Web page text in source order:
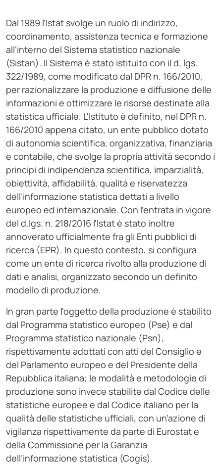
Dal 1989 l'Istat svolge un ruolo di indirizzo,
coordinamento, assistenza tecnica e formazione
all'interno del Sistema statistico nazionale
(Sistan). Il Sistema è stato istituito con il d. lgs.
322/1989, come modificato dal DPR n. 166/2010,
per razionalizzare la produzione e diffusione delle
informazioni e ottimizzare le risorse destinate alla
statistica ufficiale. L'Istituto è definito, nel DPR n.
166/2010 appena citato, un ente pubblico dotato
di autonomia scientifica, organizzativa, finanziaria
e contabile, che svolge la propria attività secondo i
principi di indipendenza scientifica, imparzialità,
obiettività, affidabilità, qualità e riservatezza
dell'informazione statistica dettati a livello
europeo ed internazionale. Con l'entrata in vigore
del d.lgs. n. 218/2016 l'Istat è stato inoltre
annoverato ufficialmente fra gli Enti pubblici di
ricerca (EPR). In questo contesto, si configura
come un ente di ricerca rivolto alla produzione di
dati e analisi, organizzato secondo un definito
modello di produzione.
In gran parte l'oggetto della produzione è stabilito
dal Programma statistico europeo (Pse) e dal
Programma statistico nazionale (Psn),
rispettivamente adottati con atti del Consiglio e
del Parlamento europeo e del Presidente della
Repubblica italiana; le modalità e metodologie di
produzione sono invece stabilite dal Codice delle
statistiche europee e dal Codice italiano per la
qualità delle statistiche ufficiali, con un'azione di
vigilanza rispettivamente da parte di Eurostat e
della Commissione per la Garanzia
dell'informazione statistica (Cogis).